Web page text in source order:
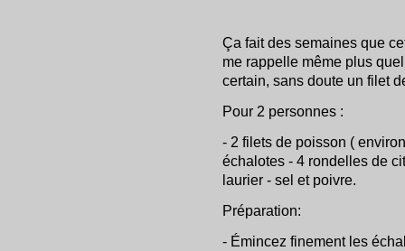
Ça fait des semaines que
me rappelle même plus
certain, sans doute un filet
Pour 2 personnes :
- 2 filets de poisson (
échalotes - 4 rondelles de
laurier - sel et poivre.
Préparation:
- Émincez finement les